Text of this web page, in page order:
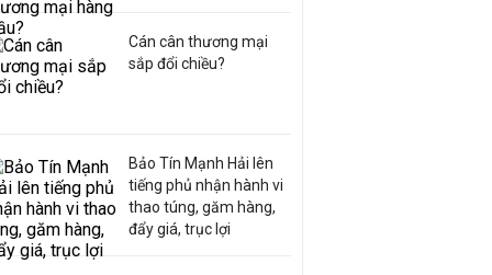
Cán cân thương mại
sắp đổi chiều?
Bảo Tín Mạnh Hải lên
tiếng phủ nhận hành vi
thao túng, găm hàng,
đẩy giá, trục lợi